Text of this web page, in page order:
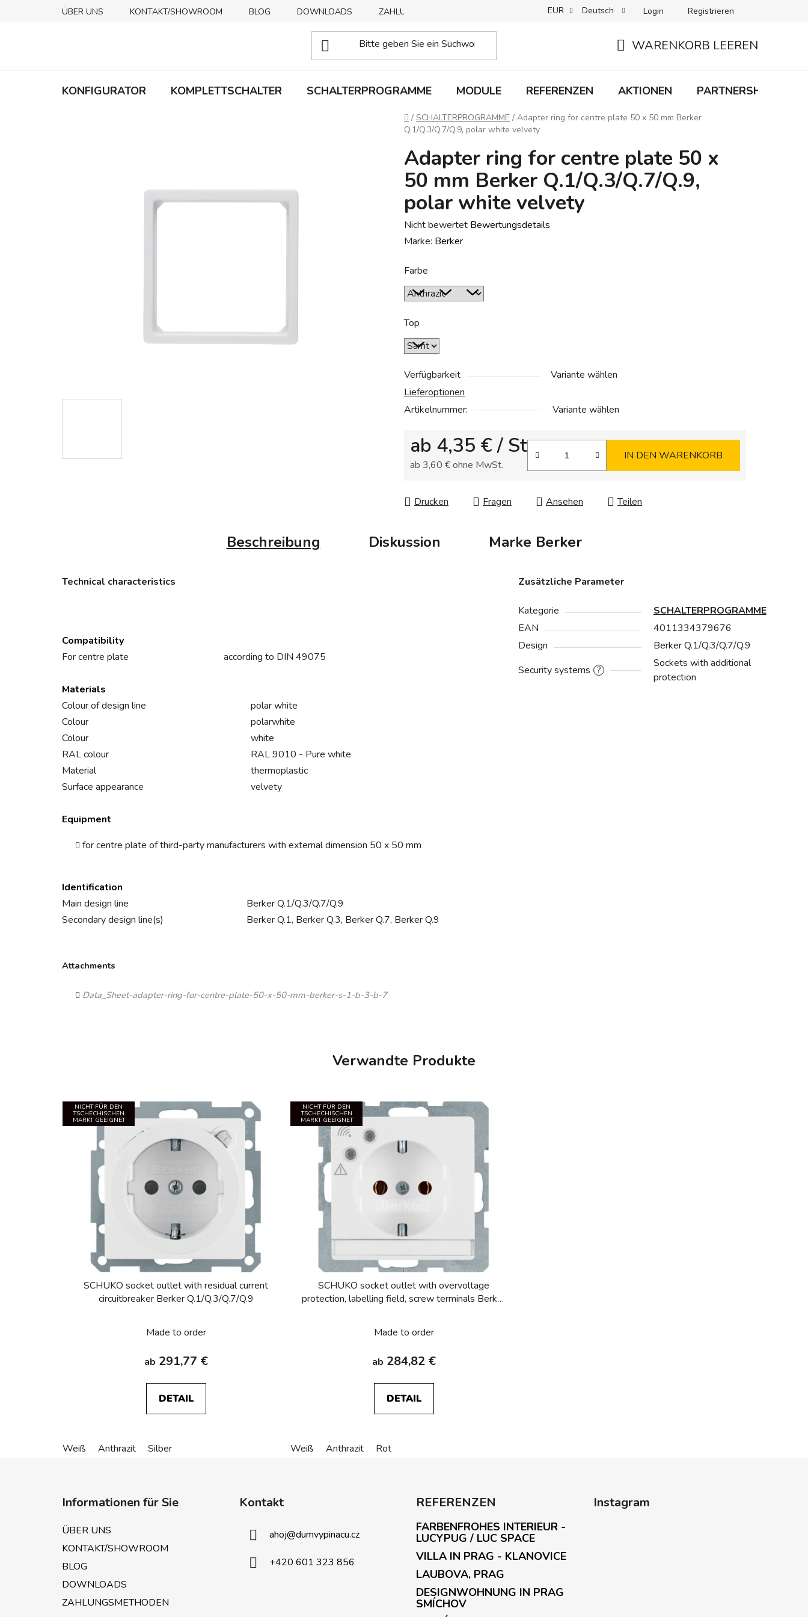
ÜBER UNS KONTAKT/SHOWROOM BLOG DOWNLOADS ZAHLUNGSMETHODEN ABHOLUNG + LIEFERUNG RÜCKGABEN B2C-BEDINGUNGEN
EUR Deutsch Login Registrieren
WARENKORB LEEREN
KONFIGURATOR KOMPLETTSCHALTER SCHALTERPROGRAMME MODULE REFERENZEN AKTIONEN PARTNERSHIP
Startseite
/ SCHALTERPROGRAMME / Adapter ring for centre plate 50 x 50 mm Berker
Q.1/Q.3/Q.7/Q.9, polar white velvety
Adapter ring for centre plate 50 x
50 mm Berker Q.1/Q.3/Q.7/Q.9,
polar white velvety
Die
durchschnittliche
ist
0,0
von
5
Sternen.
Nicht bewertet Bewertungsdetails
Marke: Berker
Farbe
Top
Verfügbarkeit
Variante wählen
Lieferoptionen
Artikelnummer:
Variante wählen
ab 4,35 € / St
ab 3,60 €ohne MwSt.
IN DEN WARENKORB
Drucken Fragen Ansehen Teilen
Beschreibung Diskussion Marke Berker
Technical characteristics
Compatibility
For centre plate
according to DIN 49075
Materials
Colour of design line
polar white
Colour
polarwhite
Colour
white
RAL colour
RAL 9010 - Pure white
Material
thermoplastic
Surface appearance
velvety
Equipment
for centre plate of third-party manufacturers with external dimension 50 x 50 mm
Identification
Main design line
Berker Q.1/Q.3/Q.7/Q.9
Secondary design line(s)
Berker Q.1, Berker Q.3, Berker Q.7, Berker Q.9
Attachments
Data_Sheet-adapter-ring-for-centre-plate-50-x-50-mm-berker-s-1-b-3-b-7
Zusätzliche Parameter
Kategorie
SCHALTERPROGRAMME
EAN
4011334379676
Design
Berker Q.1/Q.3/Q.7/Q.9
?
Security systems
Sockets with additional
protection
Verwandte Produkte
NICHT FÜR DEN
TSCHECHISCHEN
MARKT GEEIGNET
SCHUKO socket outlet with residual current
circuitbreaker Berker Q.1/Q.3/Q.7/Q.9
Made to order
ab 291,77 €
DETAIL
Weiß Anthrazit Silber
NICHT FÜR DEN
TSCHECHISCHEN
MARKT GEEIGNET
SCHUKO socket outlet with overvoltage
protection, labelling field, screw terminals Berker
Made to order
ab 284,82 €
DETAIL
Weiß Anthrazit Rot
Informationen für Sie
ÜBER UNS
KONTAKT/SHOWROOM
BLOG
DOWNLOADS
ZAHLUNGSMETHODEN
Kontakt
ahoj@dumvypinacu.cz
+420 601 323 856
REFERENZEN
FARBENFROHES INTERIEUR -
LUCYPUG / LUC SPACE
VILLA IN PRAG - KLANOVICE
LAUBOVA, PRAG
DESIGNWOHNUNG IN PRAG
SMÍCHOV
Instagram